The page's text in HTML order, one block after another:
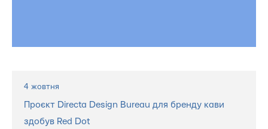
4 жовтня
Проєкт Directa Design Bureau для бренду кави
здобув Red Dot